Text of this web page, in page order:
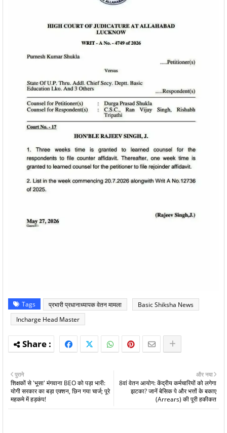
Tags प्रभारी प्रधानाध्यापक वेतन मामला
Basic Shiksha News
Incharge Head Master
और नया
8वां वेतन आयोग: केंद्रीय कर्मचारियों को लगेगा
झटका? जानें बेसिक पे और भत्तों के बकाए
(Arrears) की पूरी हकीकत
पुराने
शिक्षकों से 'भूसा' मंगवाना BEO को पड़ा भारी:
योगी सरकार का बड़ा एक्शन, छिन गया चार्ज; पूरे
महकमे में हड़कंप!